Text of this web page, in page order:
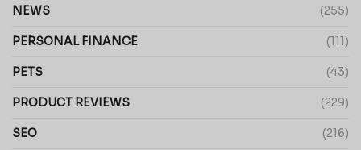
NEWS (255)
PERSONAL FINANCE (111)
PETS (43)
PRODUCT REVIEWS (229)
SEO (216)